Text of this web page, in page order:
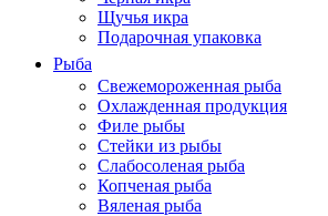
Щучья икра
Подарочная упаковка
Рыба
Свежемороженная рыба
Охлажденная продукция
Филе рыбы
Стейки из рыбы
Слабосоленая рыба
Копченая рыба
Вяленая рыба